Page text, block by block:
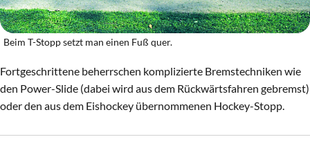
Beim T-Stopp setzt man einen Fuß quer.
Fortgeschrittene beherrschen komplizierte Bremstechniken wie
den Power-Slide (dabei wird aus dem Rückwärtsfahren gebremst)
oder den aus dem Eishockey übernommenen Hockey-Stopp.